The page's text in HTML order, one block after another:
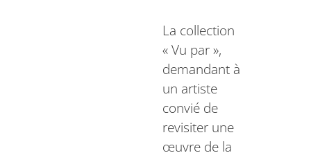
La collection
« Vu par »,
demandant à
un artiste
convié de
revisiter une
œuvre de la